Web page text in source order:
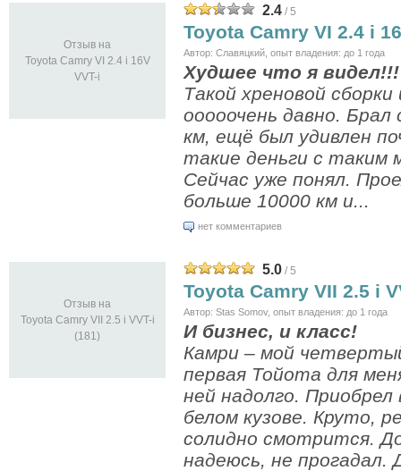
Отзыв на
Toyota Camry VI 2.4 i 16V
VVT-i
2.4 / 5
Toyota Camry VI 2.4 i
Автор: Славяцкий, опыт владения: до 1 года
Худшее что я видел!!!
Такой хреновой
ооооочень давно. Брал
км, ещё был удивлен
такие деньги с таким
Сейчас уже понял.
больше 10000 км и...
нет комментариев
Отзыв на
Toyota Camry VII 2.5 i VVT-i
(181)
5.0 / 5
Toyota Camry VII 2.5 i
Автор: Stas Somov, опыт владения: до 1 года
И бизнес, и класс!
Камри – мой
первая Тойота для
ней надолго.
белом кузове. Круто,
солидно смотрится.
надеюсь, не прогадал.